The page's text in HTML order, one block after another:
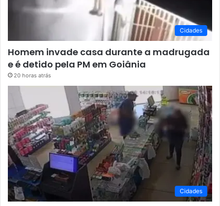
Cidades
Homem invade casa durante a madrugada
e é detido pela PM em Goiânia
20 horas atrás
Cidades